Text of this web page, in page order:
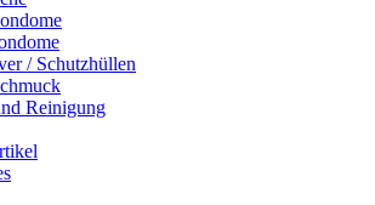
/ Schutzhüllen
Reinigung